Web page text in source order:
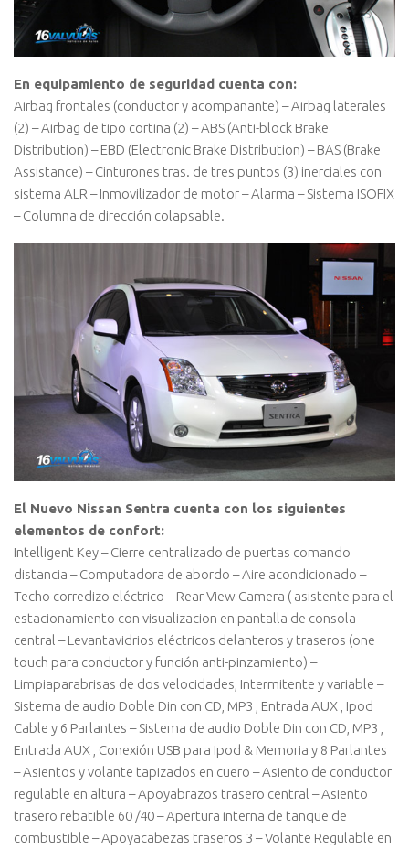
En equipamiento de seguridad cuenta con:
Airbag frontales (conductor y acompañante) – Airbag laterales
(2) – Airbag de tipo cortina (2) – ABS (Anti-block Brake
Distribution) – EBD (Electronic Brake Distribution) – BAS (Brake
Assistance) – Cinturones tras. de tres puntos (3) inerciales con
sistema ALR – Inmovilizador de motor – Alarma – Sistema ISOFIX
– Columna de dirección colapsable.
El Nuevo Nissan Sentra cuenta con los siguientes
elementos de confort:
Intelligent Key – Cierre centralizado de puertas comando
distancia – Computadora de abordo – Aire acondicionado –
Techo corredizo eléctrico – Rear View Camera ( asistente para el
estacionamiento con visualizacion en pantalla de consola
central – Levantavidrios eléctricos delanteros y traseros (one
touch para conductor y función anti-pinzamiento) –
Limpiaparabrisas de dos velocidades, Intermitente y variable –
Sistema de audio Doble Din con CD, MP3 , Entrada AUX , Ipod
Cable y 6 Parlantes – Sistema de audio Doble Din con CD, MP3 ,
Entrada AUX , Conexión USB para Ipod & Memoria y 8 Parlantes
– Asientos y volante tapizados en cuero – Asiento de conductor
regulable en altura – Apoyabrazos trasero central – Asiento
trasero rebatible 60 /40 – Apertura interna de tanque de
combustible – Apoyacabezas traseros 3 – Volante Regulable en